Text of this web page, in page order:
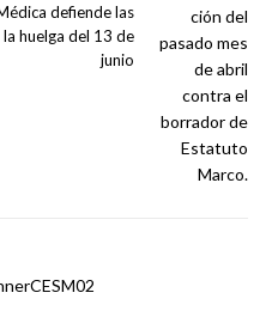
defiende las
huelga del 13 de
junio